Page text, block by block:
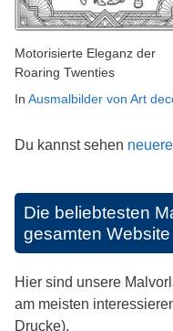
Motorisierte Eleganz der
Roaring Twenties
In Ausmalbilder von Art
Du kannst sehen
Die beliebtesten
gesamten Website
Hier sind unsere
am meisten
Drucke).